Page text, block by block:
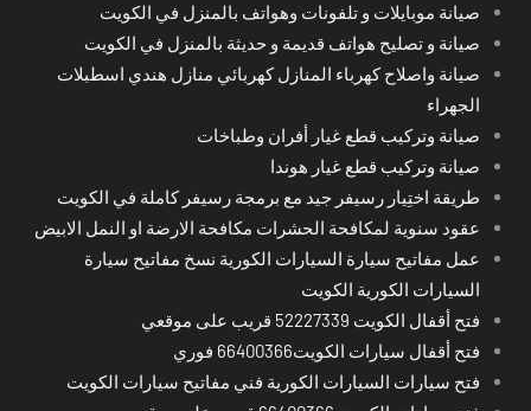
صيانة موبايلات و تلفونات وهواتف بالمنزل في الكويت
صيانة و تصليح هواتف قديمة و حديثة بالمنزل في الكويت
صيانة واصلاح كهرباء المنازل كهربائي منازل هندي اسطبلات
الجهراء
صيانة وتركيب قطع غيار أفران وطباخات
صيانة وتركيب قطع غيار هوندا
طريقة اختِيار رسيفر جيد مع برمجة رسيفر كاملة في الكويت
عقود سنوية لمكافحة الحشرات مكافحة الارضة او النمل الابيض
عمل مفاتيح سيارة السيارات الكورية نسخ مفاتيح سيارة
السيارات الكورية الكويت
فتح أقفال الكويت 52227339 قريب على موقعي
فتح أقفال سيارات الكويت66400366 فوري
فتح سيارات السيارات الكورية فني مفاتيح سيارات الكويت